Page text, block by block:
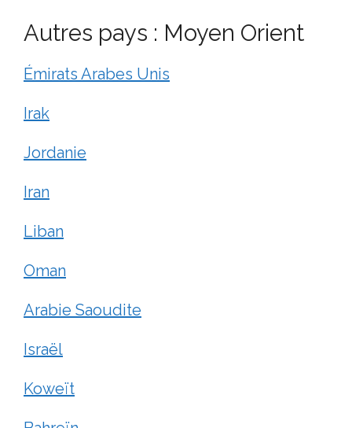
Autres pays : Moyen Orient
Émirats Arabes Unis
Irak
Jordanie
Iran
Liban
Oman
Arabie Saoudite
Israël
Koweït